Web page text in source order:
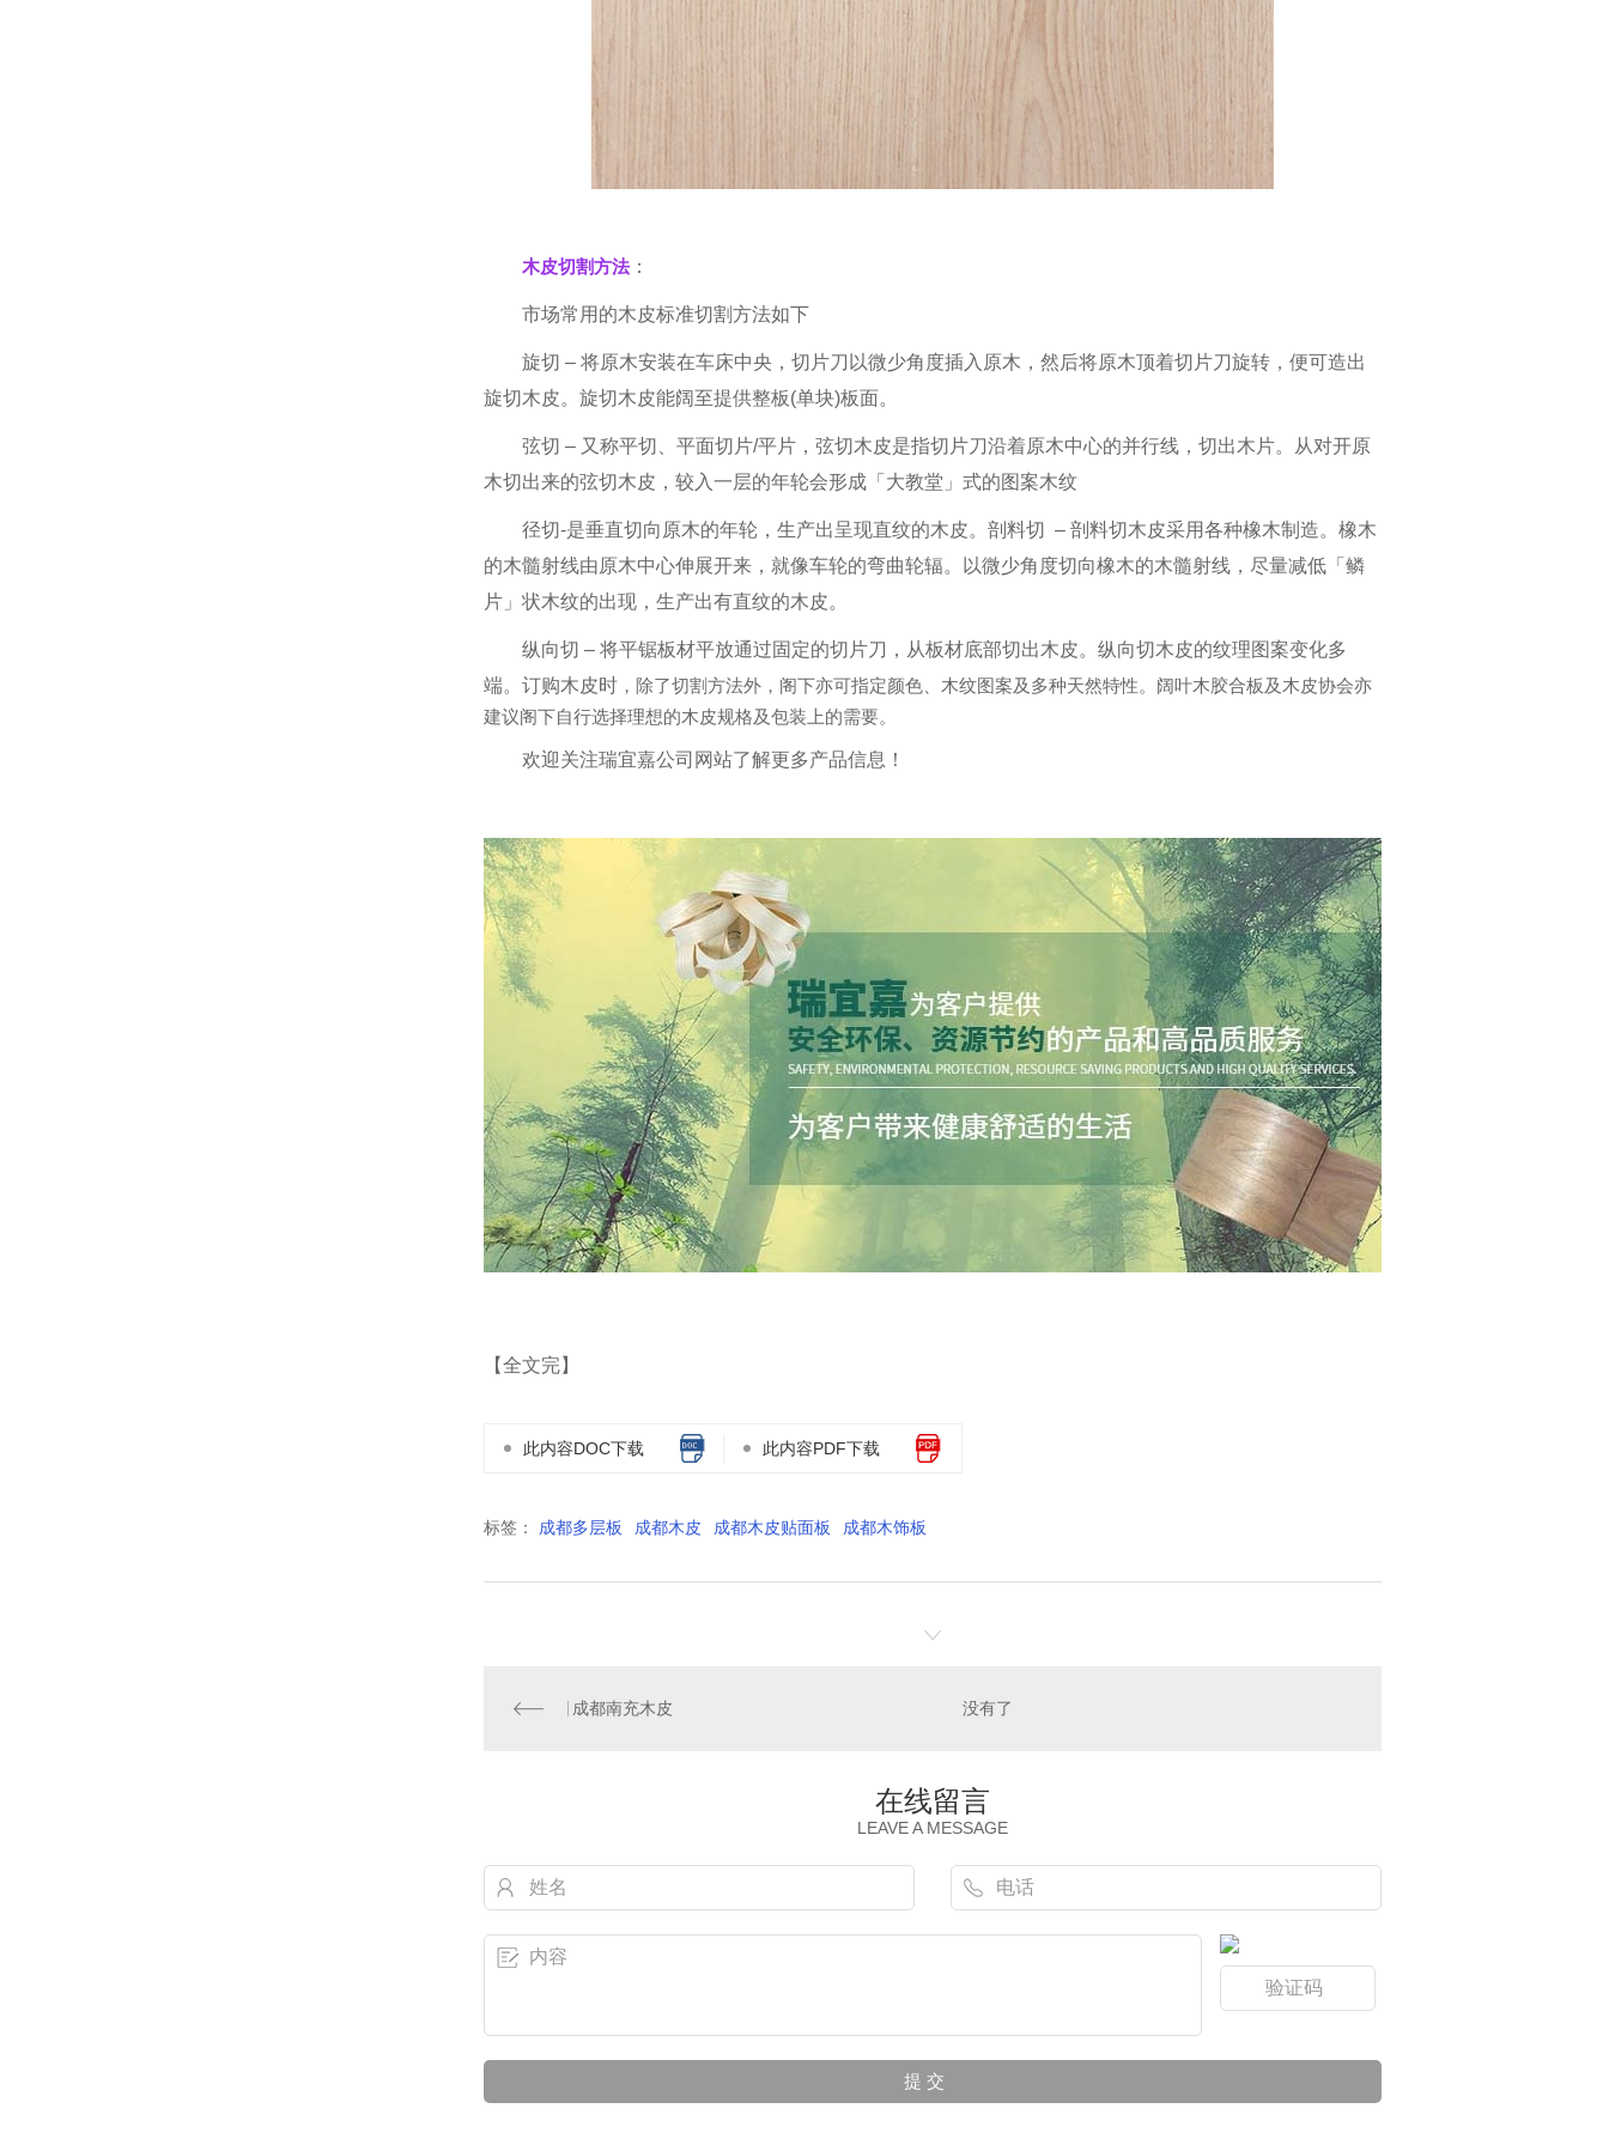
木皮切割方法：
市场常用的木皮标准切割方法如下
旋切 – 将原木安装在车床中央，切片刀以微少角度插入原木，然后将原木顶着切片刀旋转，便可造出
旋切木皮。旋切木皮能阔至提供整板(单块)板面。
弦切 – 又称平切、平面切片/平片，弦切木皮是指切片刀沿着原木中心的并行线，切出木片。从对开原
木切出来的弦切木皮，较入一层的年轮会形成「大教堂」式的图案木纹
径切-是垂直切向原木的年轮，生产出呈现直纹的木皮。剖料切 – 剖料切木皮采用各种橡木制造。橡木
的木髓射线由原木中心伸展开来，就像车轮的弯曲轮辐。以微少角度切向橡木的木髓射线，尽量减低「鳞
片」状木纹的出现，生产出有直纹的木皮。
纵向切 – 将平锯板材平放通过固定的切片刀，从板材底部切出木皮。纵向切木皮的纹理图案变化多
端。订购木皮时 ，除了切割方法外，阁下亦可指定颜色、木纹图案及多种天然特性。阔叶木胶合板及木皮协会亦
建议阁下自行选择理想的木皮规格及包装上的需要。
欢迎关注瑞宜嘉公司网站了解更多产品信息！
【全文完】
此内容DOC下载 此内容PDF下载
标签： 成都多层板 成都木皮 成都木皮贴面板 成都木饰板
成都南充木皮 没有了
在线留言
LEAVE A MESSAGE